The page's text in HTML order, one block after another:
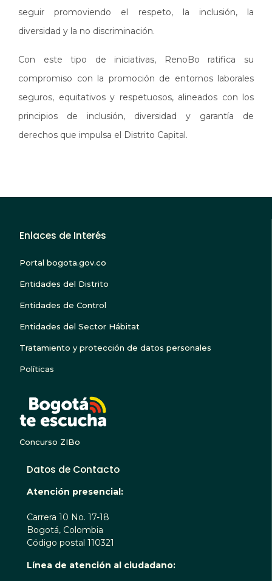
seguir promoviendo el respeto, la inclusión, la
diversidad y la no discriminación.
Con este tipo de iniciativas, RenoBo ratifica su
compromiso con la promoción de entornos laborales
seguros, equitativos y respetuosos, alineados con los
principios de inclusión, diversidad y garantía de
derechos que impulsa el Distrito Capital.
Enlaces de Interés
Portal bogota.gov.co
Entidades del Distrito
Entidades de Control
Entidades del Sector Hábitat
Tratamiento y protección de datos personales
Políticas
Concurso ZIBo
Datos de Contacto
Atención presencial:
Carrera 10 No. 17-18
Bogotá, Colombia
Código postal 110321
Línea de atención al ciudadano: